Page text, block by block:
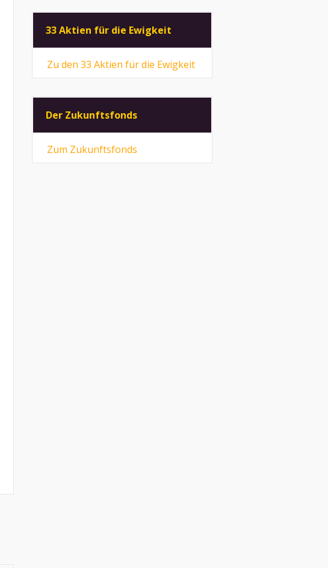
33 Aktien für die Ewigkeit
Zu den 33 Aktien für die Ewigkeit
Der Zukunftsfonds
Zum Zukunftsfonds